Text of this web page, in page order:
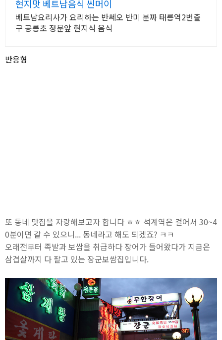
현지맛 베트남음식 씬머이
베트남요리사가 요리하는 반쎄오 반미 분짜 태릉역2번출
구 공릉초 정문앞 현지식 음식
반응형
또 동네 맛집을 자랑해보고자 합니다 ㅎㅎ 석계역은 걸어서 30~4
0분이면 갈 수 있으니... 동네라고 해도 되겠죠? ㅋㅋ
오래전부터 족발과 보쌈을 취급하다 장어가 들어왔다가 지금은
삼겹살까지 다 팔고 있는 장군보쌈집입니다.